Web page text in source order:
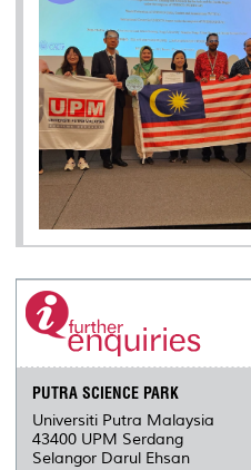
PUTRA SCIENCE PARK
Universiti Putra Malaysia
43400 UPM Serdang
Selangor Darul Ehsan